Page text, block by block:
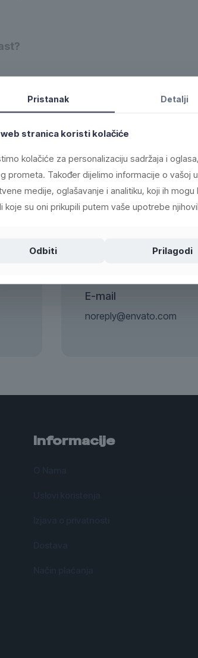
used vehicles?
Any pre-sale
E-mail
noreply@envato.com
Informacije
Pristanak Detalji
web stranica koristi kolačiće
kolačiće za personalizaciju sadržaja i
prometa. Također dijelimo informacije o vašoj
medije, oglašavanje i analitiku, koji ih
koje su oni prikupili putem vaše upotrebe
Odbiti Prilagodi